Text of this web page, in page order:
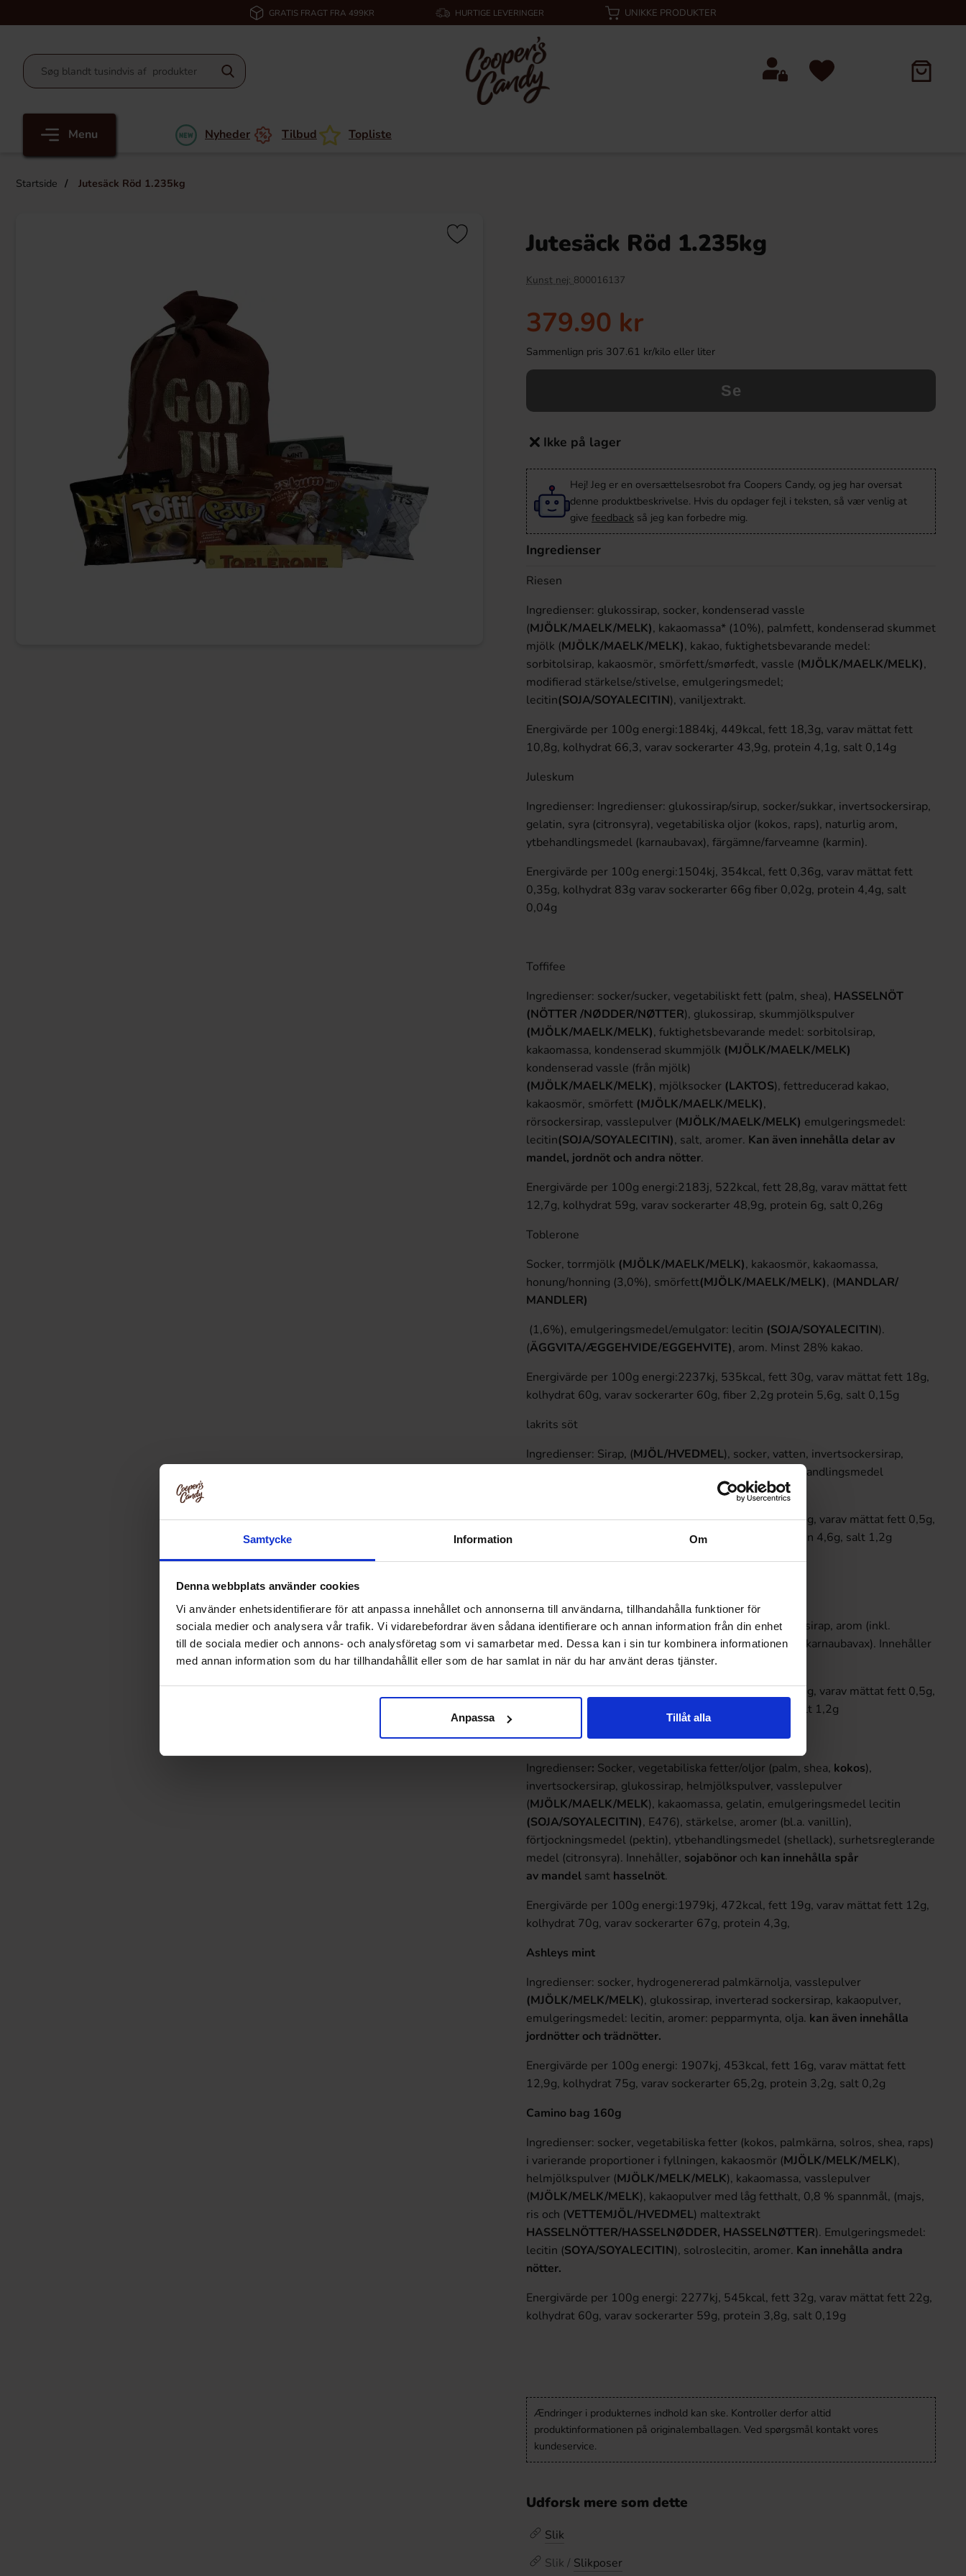
Samtycke Information Om
Denna webbplats använder cookies
Vi använder enhetsidentifierare för att anpassa innehållet och annonserna till användarna, tillhandahålla funktioner för
sociala medier och analysera vår trafik. Vi vidarebefordrar även sådana identifierare och annan information från din enhet
till de sociala medier och annons- och analysföretag som vi samarbetar med. Dessa kan i sin tur kombinera informationen
med annan information som du har tillhandahållit eller som de har samlat in när du har använt deras tjänster.
Anpassa Tillåt alla
GRATIS FRAGT FRA 499KR HURTIGE LEVERINGER UNIKKE PRODUKTER
Menu Nyheder Tilbud Topliste
Startside Jutesäck Röd 1.235kg
Jutesäck Röd 1.235kg
Kunst nej: 800016137
379.90 kr
Sammenlign pris 307.61 kr/kilo eller liter
Se
Ikke på lager
Hej! Jeg er en oversættelsesrobot fra Coopers Candy, og jeg har oversat
denne produktbeskrivelse. Hvis du opdager fejl i teksten, så vær venlig at
give feedback så jeg kan forbedre mig.
Ingredienser
Riesen
Ingredienser: glukossirap, socker, kondenserad vassle
(MJÖLK/MAELK/MELK), kakaomassa* (10%), palmfett, kondenserad skummet
mjölk (MJÖLK/MAELK/MELK), kakao, fuktighetsbevarande medel:
sorbitolsirap, kakaosmör, smörfett/smørfedt, vassle (MJÖLK/MAELK/MELK),
modifierad stärkelse/stivelse, emulgeringsmedel;
lecitin(SOJA/SOYALECITIN), vaniljextrakt.
Energivärde per 100g energi:1884kj, 449kcal, fett 18,3g, varav mättat fett
10,8g, kolhydrat 66,3, varav sockerarter 43,9g, protein 4,1g, salt 0,14g
Juleskum
Ingredienser: Ingredienser: glukossirap/sirup, socker/sukkar, invertsockersirap,
gelatin, syra (citronsyra), vegetabiliska oljor (kokos, raps), naturlig arom,
ytbehandlingsmedel (karnaubavax), färgämne/farveamne (karmin).
Energivärde per 100g energi:1504kj, 354kcal, fett 0,36g, varav mättat fett
0,35g, kolhydrat 83g varav sockerarter 66g fiber 0,02g, protein 4,4g, salt
0,04g
Toffifee
Ingredienser: socker/sucker, vegetabiliskt fett (palm, shea), HASSELNÖT
(NÖTTER /NØDDER/NØTTER), glukossirap, skummjölkspulver
(MJÖLK/MAELK/MELK), fuktighetsbevarande medel: sorbitolsirap,
kakaomassa, kondenserad skummjölk (MJÖLK/MAELK/MELK)
kondenserad vassle (från mjölk)
(MJÖLK/MAELK/MELK), mjölksocker (LAKTOS), fettreducerad kakao,
kakaosmör, smörfett (MJÖLK/MAELK/MELK),
rörsockersirap, vasslepulver (MJÖLK/MAELK/MELK) emulgeringsmedel:
lecitin(SOJA/SOYALECITIN), salt, aromer. Kan även innehålla delar av
mandel, jordnöt och andra nötter.
Energivärde per 100g energi:2183j, 522kcal, fett 28,8g, varav mättat fett
12,7g, kolhydrat 59g, varav sockerarter 48,9g, protein 6g, salt 0,26g
Toblerone
Socker, torrmjölk (MJÖLK/MAELK/MELK), kakaosmör, kakaomassa,
honung/honning (3,0%), smörfett(MJÖLK/MAELK/MELK), (MANDLAR/
MANDLER)
(1,6%), emulgeringsmedel/emulgator: lecitin (SOJA/SOYALECITIN).
(ÄGGVITA/ÆGGEHVIDE/EGGEHVITE), arom. Minst 28% kakao.
Energivärde per 100g energi:2237kj, 535kcal, fett 30g, varav mättat fett 18g,
kolhydrat 60g, varav sockerarter 60g, fiber 2,2g protein 5,6g, salt 0,15g
lakrits söt
Ingredienser: Sirap, (MJÖL/HVEDMEL), socker, vatten, invertsockersirap,
lakrits, salt, konserveringsmedel (kaliumsorbat) ytbehandlingsmedel
Energivärde per 100g energi:1300kj, 320kcal, fett 0,5g, varav mättat fett 0,5g,
kolhydrat 73g, varav sockerarter 50g, fiber 1,2g protein 4,6g, salt 1,2g
lakrits salt
Sirap, (MJÖL/HVEDMEL), socker, vatten, invertsockersirap, arom (inkl.
salmiak), lakrits, salt, ytbehandlingsmedel (kokosolja, karnaubavax). Innehåller
spannmål (GLUTEN).
Energivärde per 100g energi:1300kj, 310kcal, fett 0,5g, varav mättat fett 0,5g,
kolhydrat 71g, varav sockerarter 49g, protein 4,4g, salt 1,2g
Polly milk choko
Ingredienser: Socker, vegetabiliska fetter/oljor (palm, shea, kokos),
invertsockersirap, glukossirap, helmjölkspulver, vasslepulver
(MJÖLK/MAELK/MELK), kakaomassa, gelatin, emulgeringsmedel lecitin
(SOJA/SOYALECITIN), E476), stärkelse, aromer (bl.a. vanillin),
förtjockningsmedel (pektin), ytbehandlingsmedel (shellack), surhetsreglerande
medel (citronsyra). Innehåller, sojabönor och kan innehålla spår
av mandel samt hasselnöt.
Energivärde per 100g energi:1979kj, 472kcal, fett 19g, varav mättat fett 12g,
kolhydrat 70g, varav sockerarter 67g, protein 4,3g,
Ashleys mint
Ingredienser: socker, hydrogenererad palmkärnolja, vasslepulver
(MJÖLK/MELK/MELK), glukossirap, inverterad sockersirap, kakaopulver,
emulgeringsmedel: lecitin, aromer: pepparmynta, olja. kan även innehålla
jordnötter och trädnötter.
Energivärde per 100g energi: 1907kj, 453kcal, fett 16g, varav mättat fett
12,9g, kolhydrat 75g, varav sockerarter 65,2g, protein 3,2g, salt 0,2g
Camino bag 160g
Ingredienser: socker, vegetabiliska fetter (kokos, palmkärna, solros, shea, raps)
i varierande proportioner i fyllningen, kakaosmör (MJÖLK/MELK/MELK),
helmjölkspulver (MJÖLK/MELK/MELK), kakaomassa, vasslepulver
(MJÖLK/MELK/MELK), kakaopulver med låg fetthalt, 0,8 % spannmål, (majs,
ris och (VETTEMJÖL/HVEDMEL) maltextrakt
HASSELNÖTTER/HASSELNØDDER, HASSELNØTTER). Emulgeringsmedel:
lecitin (SOYA/SOYALECITIN), solroslecitin, aromer. Kan innehålla andra
nötter.
Energivärde per 100g energi: 2277kj, 545kcal, fett 32g, varav mättat fett 22g,
kolhydrat 60g, varav sockerarter 59g, protein 3,8g, salt 0,19g
Ændringer i produkternes indhold kan ske. Kontroller derfor altid
produktinformationen på originalemballagen. Ved spørgsmål kontakt vores
kundeservice.
Udforsk mere som dette
Slik
Slik / Slikposer